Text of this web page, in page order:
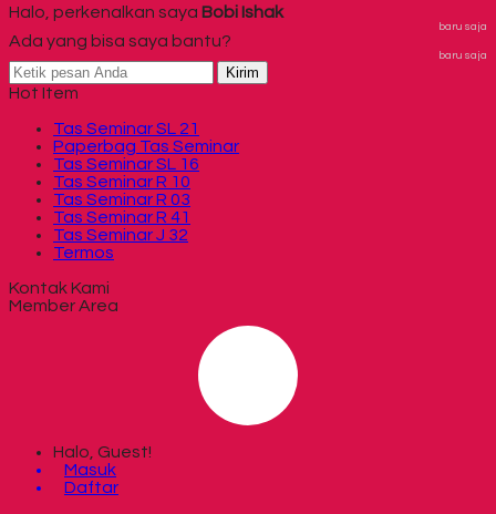
Halo, perkenalkan saya Bobi Ishak
baru saja
Ada yang bisa saya bantu?
baru saja
Kirim
Hot Item
Tas Seminar SL 21
Paperbag Tas Seminar
Tas Seminar SL 16
Tas Seminar R 10
Tas Seminar R 03
Tas Seminar R 41
Tas Seminar J 32
Termos
Kontak Kami
Member Area
Halo, Guest!
Masuk
Daftar